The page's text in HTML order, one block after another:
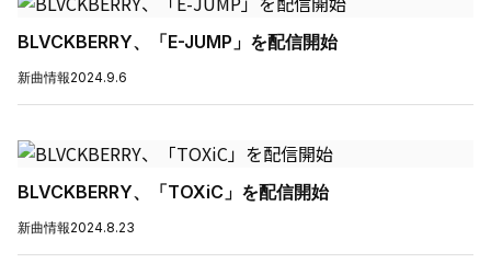
BLVCKBERRY、「E-JUMP」を配信開始
新曲情報2024.9.6
BLVCKBERRY、「TOXiC」を配信開始
新曲情報2024.8.23